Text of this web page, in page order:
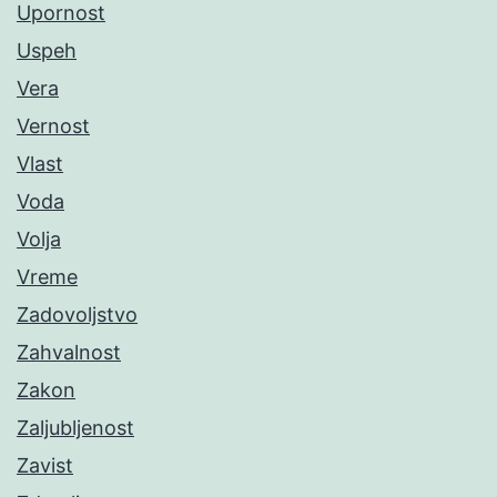
Upornost
Uspeh
Vera
Vernost
Vlast
Voda
Volja
Vreme
Zadovoljstvo
Zahvalnost
Zakon
Zaljubljenost
Zavist